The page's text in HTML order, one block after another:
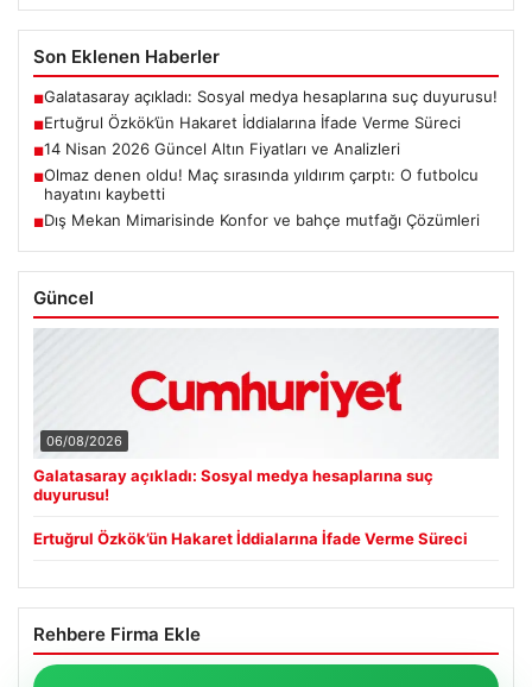
Son Eklenen Haberler
■Galatasaray açıkladı: Sosyal medya hesaplarına suç duyurusu!
■Ertuğrul Özkök’ün Hakaret İddialarına İfade Verme Süreci
■14 Nisan 2026 Güncel Altın Fiyatları ve Analizleri
■Olmaz denen oldu! Maç sırasında yıldırım çarptı: O futbolcu
hayatını kaybetti
■Dış Mekan Mimarisinde Konfor ve bahçe mutfağı Çözümleri
Güncel
06/08/2026
Galatasaray açıkladı: Sosyal medya hesaplarına suç
duyurusu!
Ertuğrul Özkök’ün Hakaret İddialarına İfade Verme Süreci
Rehbere Firma Ekle